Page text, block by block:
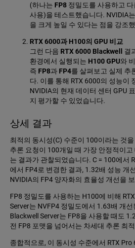
(하나는 FP8 정밀도를 사용하고
사용)을 테스트했습니다. NVIDIA
을 크게 높일 수 있다는 점을 강조
RTX 6000과 H100의 GPU 비교
그런 다음 RTX 6000 Blackwell 결
환경에서 실행되는 H100 GPU와
즉 FP8과 FP4를 살펴보고 실제 추
다. 이를 통해 RTX 6000의 성능이
NVIDIA의 현재 데이터 센터 GPU
지 평가할 수 있었습니다.
상세 결과
최적의 동시성(C) 수준이 100이라는 것
추론 요청이 100개일 때 가장 안정적이
는 결과가 관찰되었습니다. C = 100에서
에서 FP4로 변경한 결과, 1.32배 성능 개
NVIDIA의 FP4 양자화의 효율성 개선을
FP8 정밀도를 사용하는 H100에 비해
Server는 NVFP4 정밀도에서 1.63배 개
Blackwell Server는 FP8을 사용할 때도
전 FP8 포맷을 넘어서는 차세대 추론 최
종합적으로, 이 동시성 수준에서 RTX